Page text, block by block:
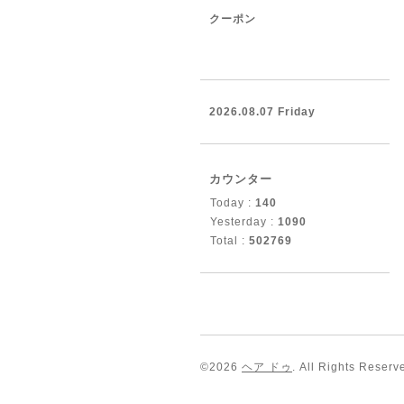
クーポン
2026.08.07 Friday
カウンター
Today : 140
Yesterday : 1090
Total : 502769
©2026 ヘア ドゥ . All Rights